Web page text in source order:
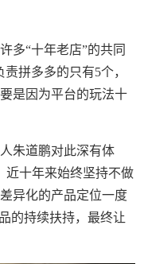
多“十年老店”的共同
拼多多的只有5个，
是因为平台的玩法十
朱道鹏对此深有体
近十年来始终坚持不做
异化的产品定位一度
的持续扶持，最终让